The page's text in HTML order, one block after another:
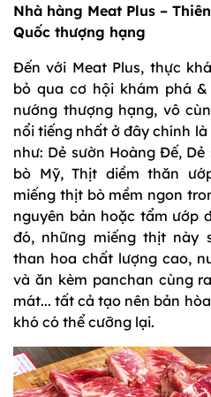
Nhà hàng Meat Plus –
Quốc thượng hạng
Đến với Meat Plus, thực
bỏ qua cơ hội khám phá
nướng thượng hạng, vô
nổi tiếng nhất ở đây chính
như: Dẻ sườn Hoàng Đế,
bò Mỹ, Thịt diềm thăn
miếng thịt bò mềm ngon
nguyên bản hoặc tẩm ướp
đó, những miếng thịt này
than hoa chất lượng cao,
và ăn kèm panchan cùng
mát... tất cả tạo nên bản
khó có thể cưỡng lại.